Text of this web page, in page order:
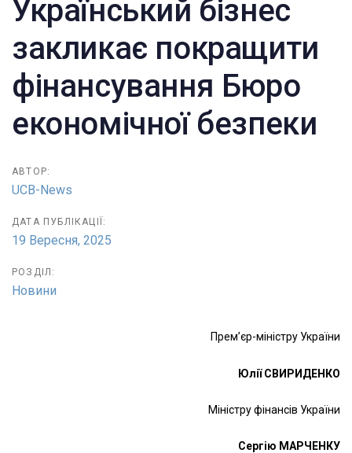
Український бізнес
закликає покращити
фінансування Бюро
економічної безпеки
АВТОР:
UCB-News
ДАТА ПУБЛІКАЦІЇ:
19 Вересня, 2025
РОЗДІЛ:
Новини
Прем’єр-міністру України
Юлії СВИРИДЕНКО
Міністру фінансів України
Сергію МАРЧЕНКУ